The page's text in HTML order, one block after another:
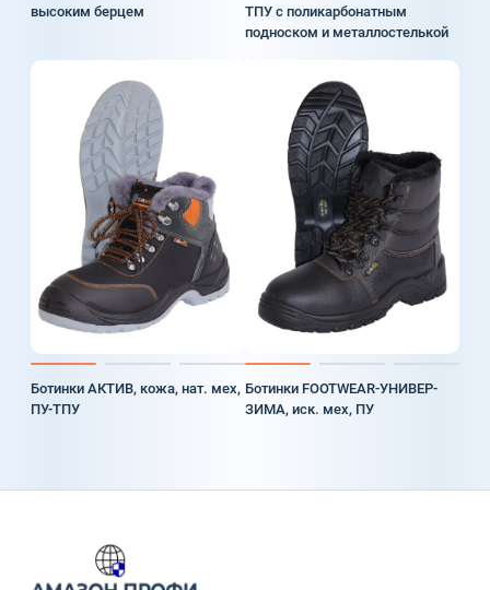
высоким берцем
ТПУ с поликарбонатным
подноском и металлостелькой
Ботинки АКТИВ, кожа, нат. мех,
ПУ-ТПУ
Ботинки FOOTWEAR-УНИВЕР-
ЗИМА, иск. мех, ПУ